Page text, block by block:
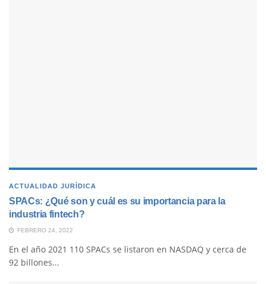
ACTUALIDAD JURÍDICA
SPACs: ¿Qué son y cuál es su importancia para la
industria fintech?
FEBRERO 24, 2022
En el año 2021 110 SPACs se listaron en NASDAQ y cerca de
92 billones...